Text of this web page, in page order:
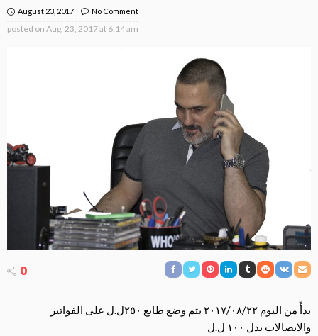
August 23, 2017 No Comment
posted on Aug. 23, 2017 at 6:14 am
0
بدأً من اليوم ٢٠١٧/٠٨/٢٢ يتم وضع طابع ٢٥٠ل.ل على الفواتير
والايصالات بدل ١٠٠ ل.ل